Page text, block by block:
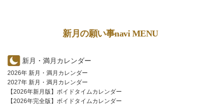
新月の願い事navi MENU
新月・満月カレンダー
2026年 新月・満月カレンダー
2027年 新月・満月カレンダー
【2026年新月版】ボイドタイムカレンダー
【2026年完全版】ボイドタイムカレンダー